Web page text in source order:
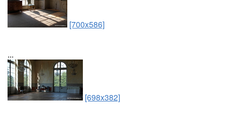
[700x586]
...
[698x382]